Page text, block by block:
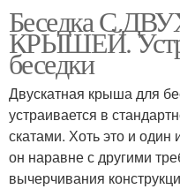
Беседка С
КРЫШЕЙ.
беседки
Двускатная крыша для
устраивается в
скатами. Хоть это и один
он наравне с другими
вычерчивания